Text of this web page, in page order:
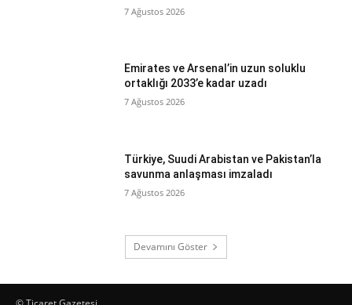
7 Ağustos 2026
Emirates ve Arsenal’in uzun soluklu
ortaklığı 2033’e kadar uzadı
7 Ağustos 2026
Türkiye, Suudi Arabistan ve Pakistan’la
savunma anlaşması imzaladı
7 Ağustos 2026
Devamını Göster